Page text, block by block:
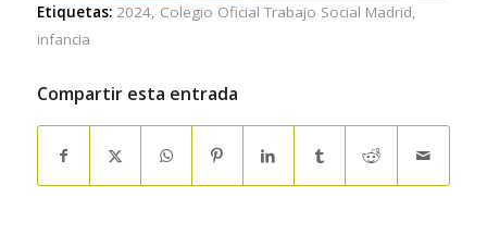
Etiquetas: 2024, Colegio Oficial Trabajo Social Madrid,
infancia
Compartir esta entrada